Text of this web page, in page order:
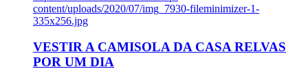
content/uploads/2020/07/img_7930-fileminimizer-1-
335x256.jpg
VESTIR A CAMISOLA DA CASA RELVAS
POR UM DIA